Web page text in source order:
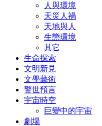
人與環境
天災人禍
天地與人
生態環境
其它
生命探索
文明新見
文學藝術
警世預言
宇宙時空
巨變中的宇宙
劇場